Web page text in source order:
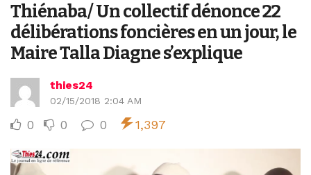
Thiénaba/ Un collectif dénonce 22
délibérations foncières en un jour, le
Maire Talla Diagne s’explique
thies24
02/15/2018 2:04 AM
0 0 0 1,397